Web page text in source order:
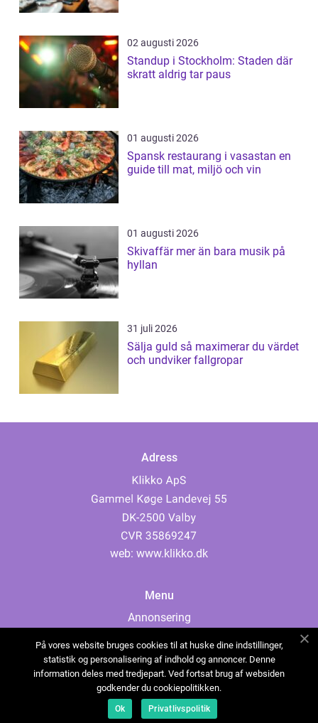
02 augusti 2026
Standup i Stockholm: Staden där
skratt aldrig tar paus
01 augusti 2026
Spansk restaurang i vasastan en
guide till mat, miljö och vin
01 augusti 2026
Skivaffär mer än bara musik på
hyllan
31 juli 2026
Sälja guld så maximerar du värdet
och undviker fallgropar
Adress
web: www.klikko.dk
Menu
Annonsering
Cookies
Kontakta oss
Sitemap
På vores website bruges cookies til at huske dine indstillinger,
statistik og personalisering af indhold og annoncer. Denne
information deles med tredjepart. Ved fortsat brug af websiden
godkender du cookiepolitikken.
Ok Privatlivspolitik